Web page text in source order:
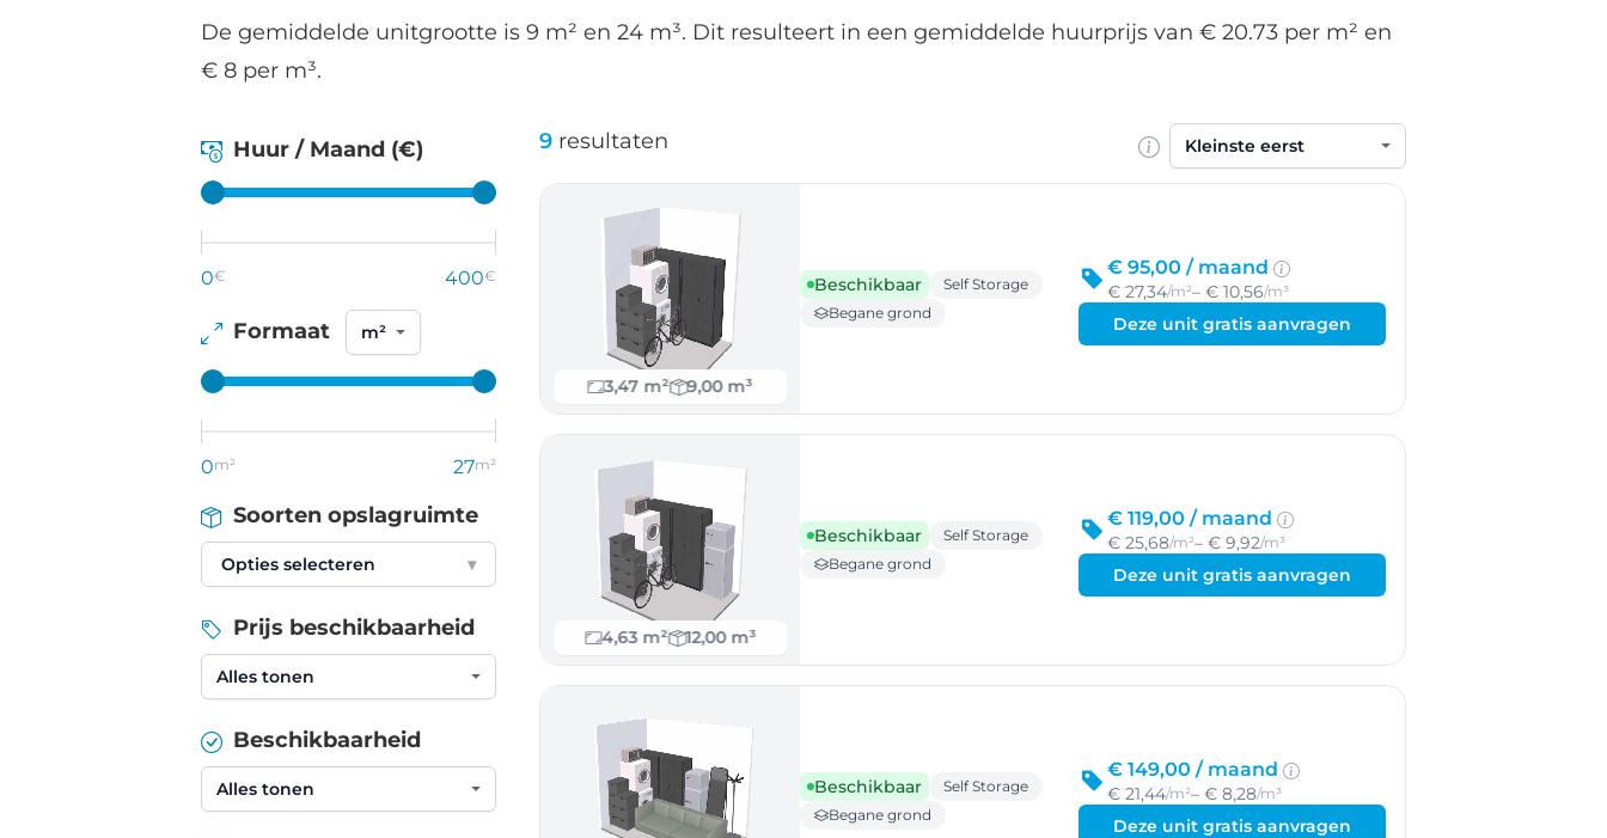
De gemiddelde unitgrootte is 9 m² en 24 m³. Dit resulteert in een gemiddelde huurprijs van € 20.73 per m² en
€ 8 per m³.
9 resultaten
Sorteren op
3,47 m² 9,00 m³
Beschikbaar
Self Storage
Begane grond
€ 95,00 / maand
€ 27,34/m²– € 10,56/m³
Deze unit gratis aanvragen
4,63 m² 12,00 m³
Beschikbaar
Self Storage
Begane grond
€ 119,00 / maand
€ 25,68/m²– € 9,92/m³
Deze unit gratis aanvragen
Beschikbaar
Self Storage
Begane grond
€ 149,00 / maand
€ 21,44/m²– € 8,28/m³
Deze unit gratis aanvragen
Huur / Maand (€)
0€ 400€
Formaat
0m² 27m²
Soorten opslagruimte
Opties selecteren ▾
Prijs beschikbaarheid
Beschikbaarheid